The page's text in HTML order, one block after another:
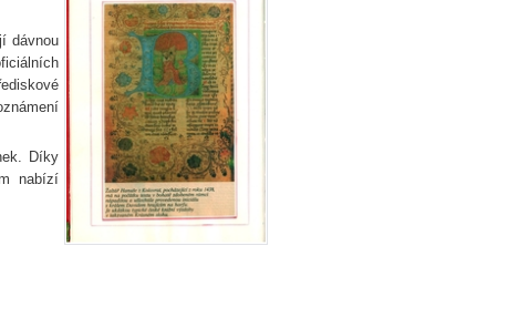
dávnou
Díky
nabízí